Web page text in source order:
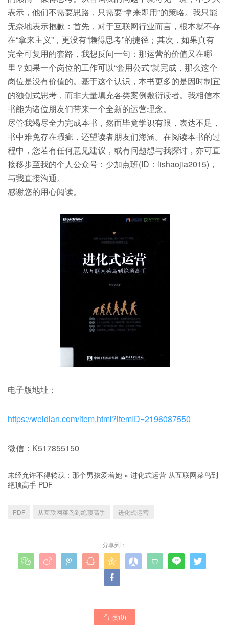
表示，他们不需要思路，只需要“拿来即用”的策略。我只能
无奈地表示抱歉：首先，对于互联网行业而言，根本就不存
在“拿来主义”，更没有“懒得思考”的捷径；其次，如果真有
完全可复用的套路，我想反问一句：那运营的价值又在哪
里？如果一个岗位的工作可以“套用公式”就完成，那么这个
岗位是没有价值的。基于这个认识，本书更多的是因时制宜
的独创式思考，而非大量填充各类案例敷衍读者。我相信本
书能为诸位朋友们带来一个全新的运营理念。
尽管我竭尽全力完成本书，然而毕竟学识有限，表达不足，
书中难免存在瑕疵，还望读者朋友们海涵。在阅读本书的过
程中，您若有任何意见建议，或有问题想与我探讨，亦可直
接移步至我的个人公众号：少加点班(ID：lishaojia2015)，
与我直接沟通。
感谢您的用心阅读。
电子版地址：
https://weidian.com/item.html?itemID=2196087550
微信：K517855150
未经允许不得转载： 那个男孩爱着她 » 进化式运营 从互联网菜鸟到
绝顶高手 PDF
PDF 从互联网菜鸟到绝顶高手 进化式运营
分享到：
       


 赞(0)